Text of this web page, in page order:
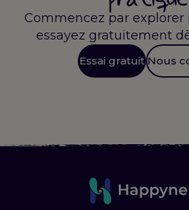
Commencez par explorer
essayez gratuitement
Essai gratuit Nous